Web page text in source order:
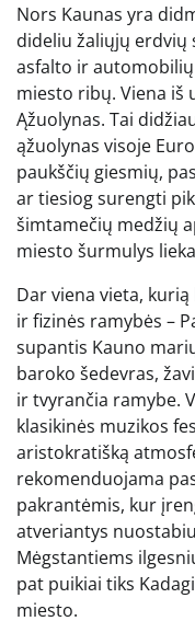
Nors Kaunas yra
dideliu žaliųjų erdvių
asfalto ir
miesto ribų. Viena iš
Ąžuolynas. Tai
ąžuolynas visoje
paukščių giesmių,
ar tiesiog surengti
šimtamečių medžių
miesto šurmulys
Dar viena vieta,
ir fizinės ramybės –
supantis Kauno
baroko šedevras,
ir tvyrančia ramybe.
klasikinės muzikos
aristokratišką
rekomenduojama
pakrantėmis, kur
atveriantys
Mėgstantiems
pat puikiai tiks
miesto.